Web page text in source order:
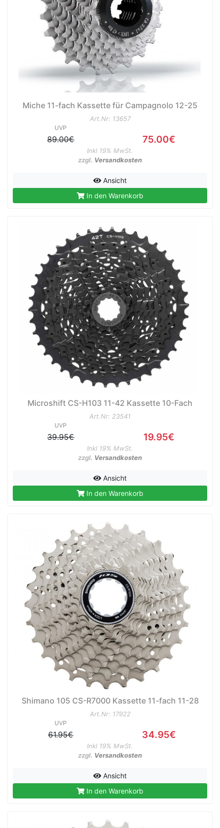
Miche 11-fach Kassette für Campagnolo 12-25
Art.Nr: 13657
UVP
89.00€ 75.00€
Inkl 19% MwSt.
zzgl. Versandkosten
Ansicht
In den Warenkorb
Microshift CS-H103 11-42 Kassette 10-Fach
Art.Nr: 23541
UVP
39.95€ 19.95€
Inkl 19% MwSt.
zzgl. Versandkosten
Ansicht
In den Warenkorb
Shimano 105 CS-R7000 Kassette 11-fach 11-28
Art.Nr: 17922
UVP
61.95€ 34.95€
Inkl 19% MwSt.
zzgl. Versandkosten
Ansicht
In den Warenkorb